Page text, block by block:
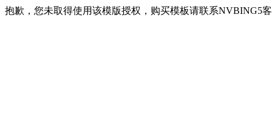
抱歉，您未取得使用该模版授权，购买模板请联系NVBING5客